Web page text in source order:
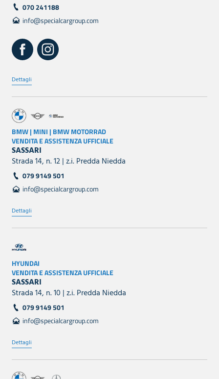
070 241188
info@specialcargroup.com
Dettagli
BMW | MINI | BMW MOTORRAD
VENDITA E ASSISTENZA UFFICIALE
SASSARI
Strada 14, n. 12 | z.i. Predda Niedda
079 9149 501
info@specialcargroup.com
Dettagli
HYUNDAI
VENDITA E ASSISTENZA UFFICIALE
SASSARI
Strada 14, n. 10 | z.i. Predda Niedda
079 9149 501
info@specialcargroup.com
Dettagli